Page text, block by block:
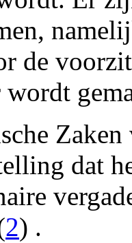
de
dat
2) .